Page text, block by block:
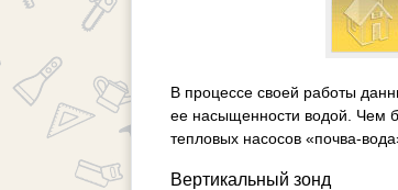
В процессе своей работы
ее насыщенности водой. Чем
тепловых насосов «почва-
Вертикальный зонд